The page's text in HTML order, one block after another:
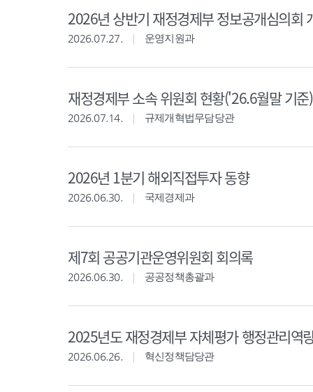
2026년 상반기 재정경제부 정보공개심의회
2026.07.27. 운영지원과
재정경제부 소속 위원회 현황('26.6월말 기준)
2026.07.14. 규제개혁법무담당관
2026년 1분기 해외직접투자 동향
2026.06.30. 국제경제과
제7회 공공기관운영위원회 회의록
2026.06.30. 공공정책총괄과
2025년도 재정경제부 자체평가 행정관리역
2026.06.26. 혁신정책담당관